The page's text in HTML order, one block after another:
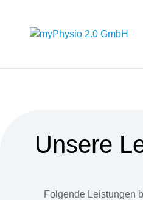
Unsere
Folgende Leistungen